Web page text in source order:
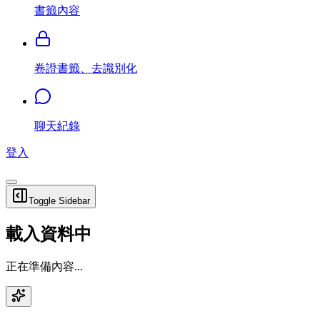
書籤內容
卷證書籤、去識別化
聊天紀錄
登入
Toggle Sidebar
載入資料中
正在準備內容...